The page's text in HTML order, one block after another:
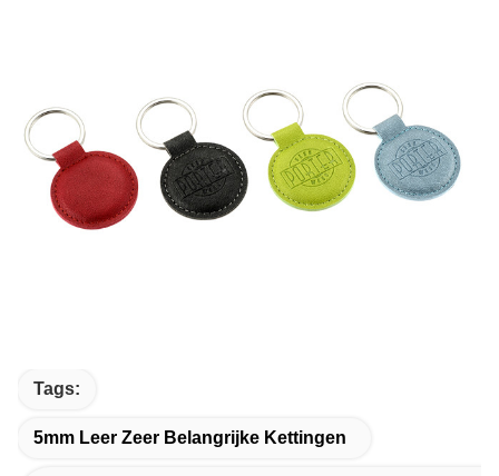
Tags:
5mm Leer Zeer Belangrijke Kettingen